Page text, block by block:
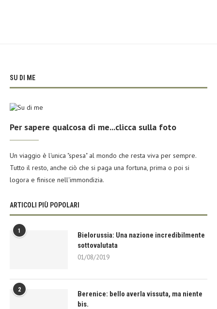
SU DI ME
Per sapere qualcosa di me...clicca sulla foto
Un viaggio è l'unica "spesa" al mondo che resta viva per sempre.
Tutto il resto, anche ciò che si paga una fortuna, prima o poi si
logora e finisce nell'immondizia.
ARTICOLI PIÙ POPOLARI
1
Bielorussia: Una nazione incredibilmente
sottovalutata
01/08/2019
2
Berenice: bello averla vissuta, ma niente
bis.